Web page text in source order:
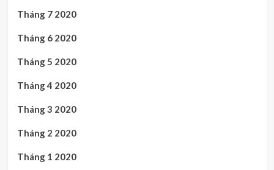
Tháng 7 2020
Tháng 6 2020
Tháng 5 2020
Tháng 4 2020
Tháng 3 2020
Tháng 2 2020
Tháng 1 2020